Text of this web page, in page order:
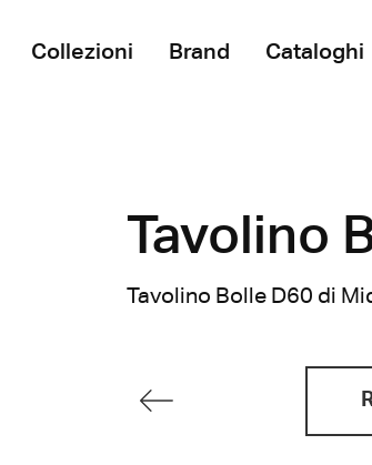
Collezioni Brand Cataloghi
Tavolino
Tavolino Bolle D60 di